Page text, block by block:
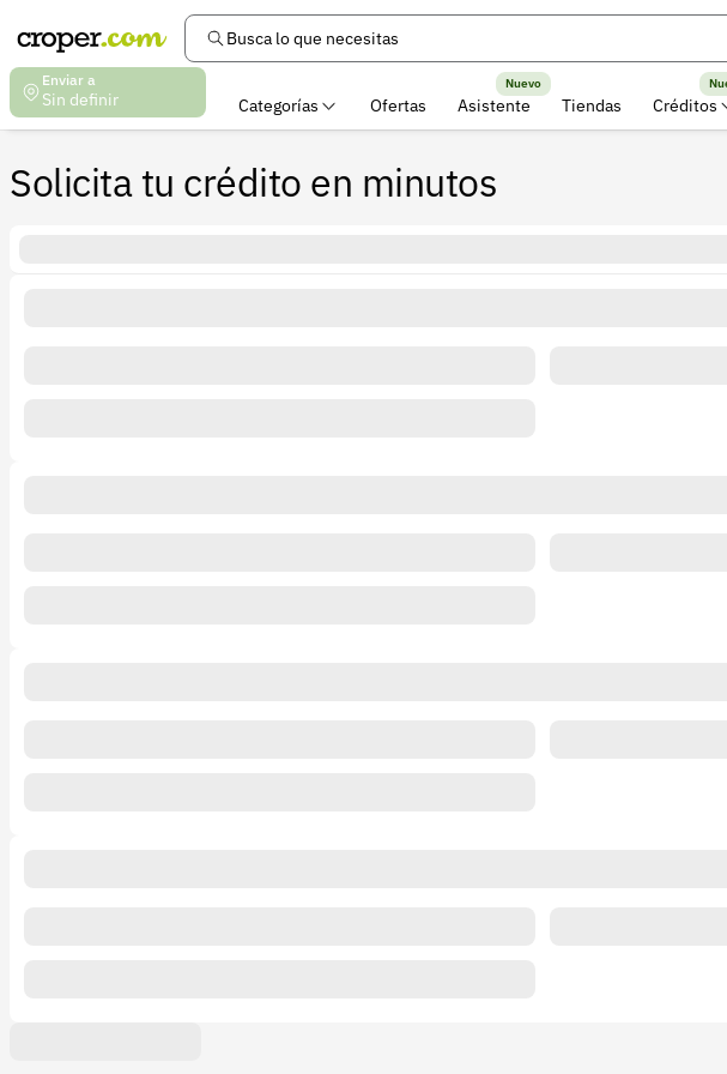
Busca lo que necesitas
Enviar a
Sin definir Categorías Ofertas Asistente
Nuevo
Tiendas Créditos
Solicita tu crédito en minutos